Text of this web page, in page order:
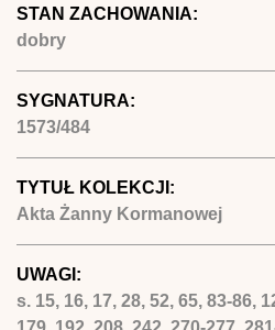
STAN ZACHOWANIA:
dobry
SYGNATURA:
1573/484
TYTUŁ KOLEKCJI:
Akta Żanny Kormanowej
UWAGI:
s. 15, 16, 17, 28, 52, 65, 83-86,